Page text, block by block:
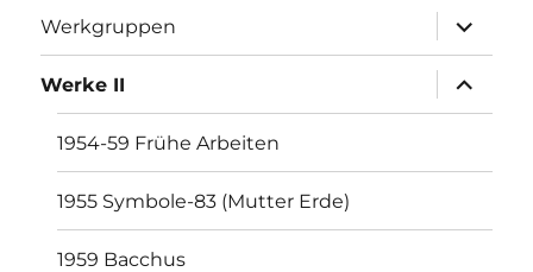
Werkgruppen
öffnen
Werke II
öffnen
1954-59 Frühe Arbeiten
1955 Symbole-83 (Mutter Erde)
1959 Bacchus